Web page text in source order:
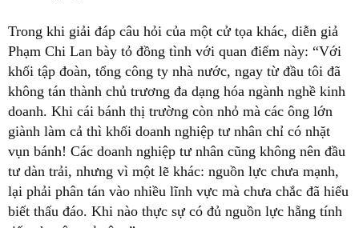
Trong khi giải đáp câu hỏi của một cử tọa khác, diễn giả
Phạm Chi Lan bày tỏ đồng tình với quan điểm này: “Với
khối tập đoàn, tổng công ty nhà nước, ngay từ đầu tôi đã
không tán thành chủ trương đa dạng hóa ngành nghề kinh
doanh. Khi cái bánh thị trường còn nhỏ mà các ông lớn
giành làm cả thì khối doanh nghiệp tư nhân chỉ có nhặt
vụn bánh! Các doanh nghiệp tư nhân cũng không nên đầu
tư dàn trải, nhưng vì một lẽ khác: nguồn lực chưa mạnh,
lại phải phân tán vào nhiều lĩnh vực mà chưa chắc đã hiểu
biết thấu đáo. Khi nào thực sự có đủ nguồn lực hẵng tính